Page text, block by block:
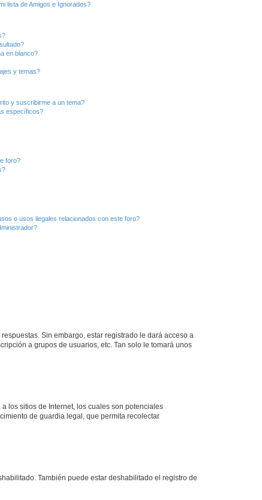
lista de Amigos e Ignorados?
en blanco?
y temas?
y suscribirme a un tema?
específicos?
foro?
o usos ilegales relacionados con este foro?
Sin embargo, estar registrado le dará acceso a
a grupos de usuarios, etc. Tan solo le tomará unos
los sitios de Internet, los cuales son potenciales
de guardia legal, que permita recolectar
También puede estar deshabilitado el registro de